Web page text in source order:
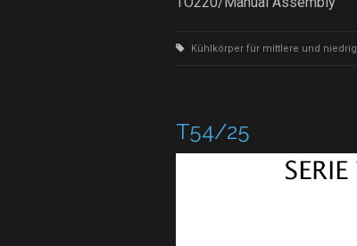
Kühlkörper für mittlere und
T54/25